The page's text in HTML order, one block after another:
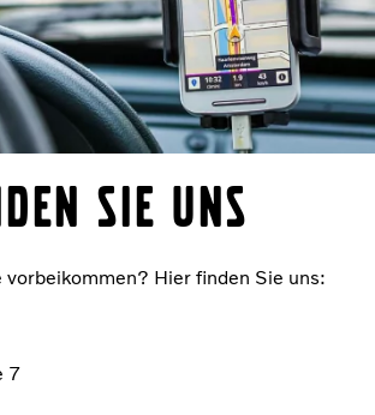
Sie uns
vorbeikommen? Hier finden Sie uns:
7